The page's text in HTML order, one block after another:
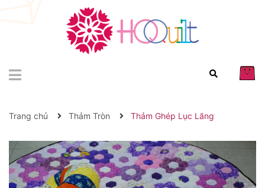
Trang chủ Thảm Tròn Thảm Ghép Lục Lăng